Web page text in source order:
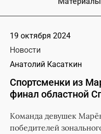
19 октября 2024
Новости
Анатолий Касаткин
Спортсменки из
финал областной
Команда девушек
победителей